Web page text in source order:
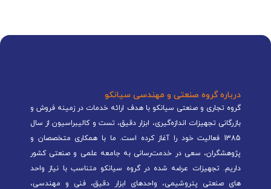
درباره گروه صنعتی و مهندسی سیانکو
گروه تجاری و صنعتی سیانکو با هدف ارائه خدمات در زمینه فروش و
بازرگانی تجهیزات اندازه‌گیری، ابزار دقیق، تست و کالیبراسیون از سال
1385 فعالیت خود را آغاز کرده است. ما با همکاری متخصصان و
پژوهشگران، سعی در خدمت‌رسانی به جامعه علمی و صنعتی کشور
داریم. تجهیزات عرضه شده در گروه سیانکو متناسب با نیاز واحد
های صنعتی پتروشیمی، واحدهای ابزار دقیق، فنی و مهندسی،